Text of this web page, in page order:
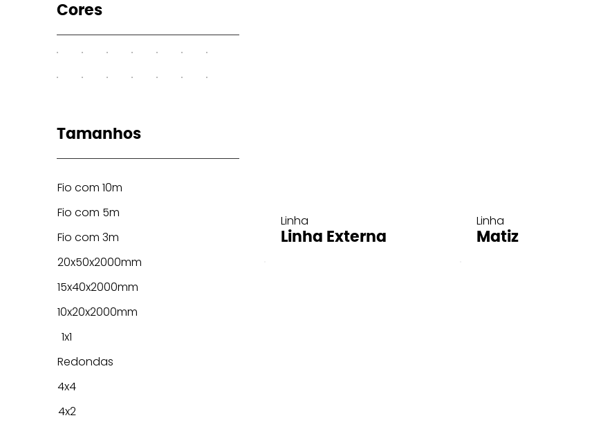
Linha
Linha Externa
Linha
Matiz
Tamanhos
Fio com 10m
Fio com 5m
Fio com 3m
20x50x2000mm
15x40x2000mm
10x20x2000mm
1x1
Redondas
4x4
4x2
Cores